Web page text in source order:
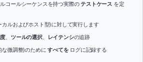
コールシーケンスを持つ実際のテストケース を定
カルおよびホスト型)に対して実行します
、ツールの選択、 レイテンシの追跡
な微調整)のためにすべてをログに記録する